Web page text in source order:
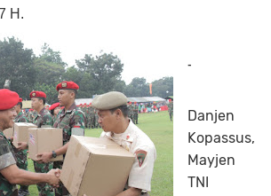
H.
-
Danjen
Kopassus,
Mayjen
TNI